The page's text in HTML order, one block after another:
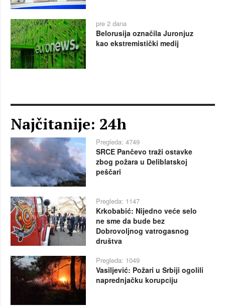
pre 2 dana
Belorusija označila Juronjuz
kao ekstremistički medij
Najčitanije: 24h
Pregleda: 4749
SRCE Pančevo traži ostavke
zbog požara u Deliblatskoj
peščari
Pregleda: 1147
Krkobabić: Nijedno veće selo
ne sme da bude bez
Dobrovoljnog vatrogasnog
društva
Pregleda: 1049
Vasiljević: Požari u Srbiji ogolili
naprednjačku korupciju